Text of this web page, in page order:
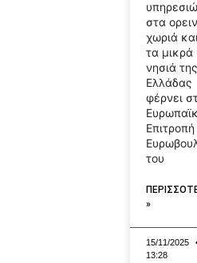
στα
χωριά και
τα μικρά
νησιά της
Ελλάδας
φέρνει
του
»
15/11/2025
13:28